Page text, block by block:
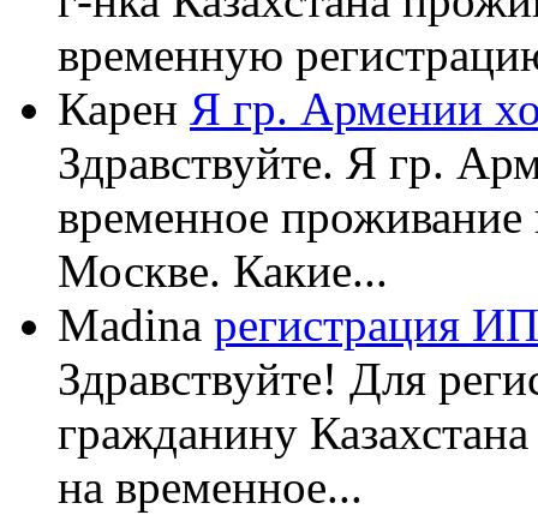
временную
Карен Я гр. Армении
Здравствуйте. Я гр.
временное
Москве. Какие...
Madina регистрация
Здравствуйте! Для
гражданину
на временное...